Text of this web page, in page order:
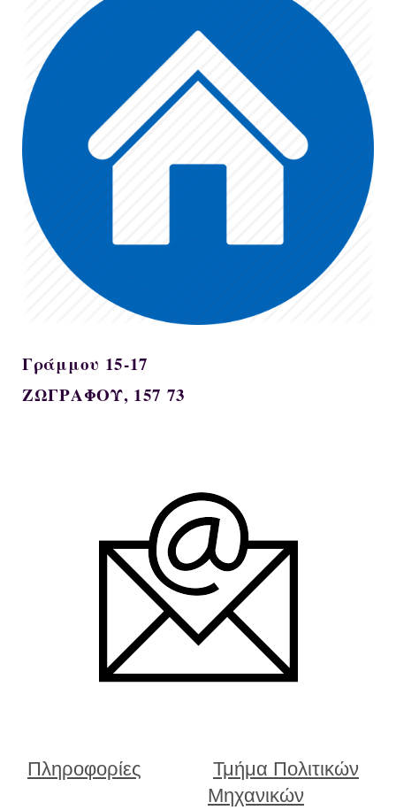
Γράμμου 15-17
ΖΩΓΡΑΦΟΥ, 157 73
Πληροφορίες
Τμήμα Πολιτικών
Μηχανικών